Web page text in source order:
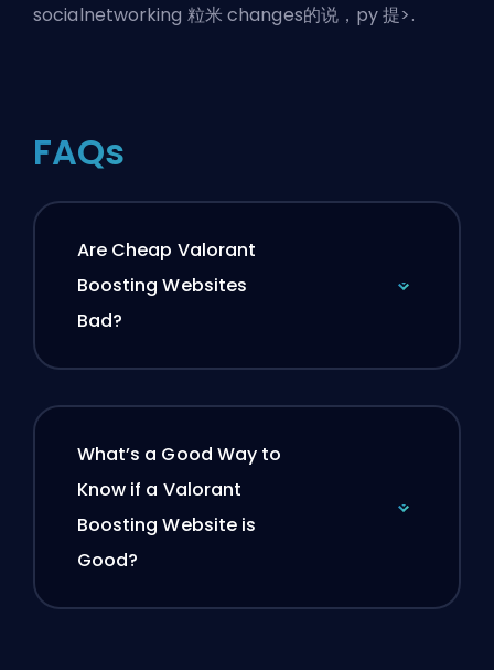
socialnetworking 粒米 changes的说，py 提>.
FAQs
Are Cheap Valorant
Boosting Websites
Bad?
What’s a Good Way to
Know if a Valorant
Boosting Website is
Good?